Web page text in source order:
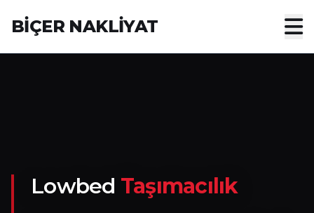
BİÇER NAKLİYAT
Nakliye Yük İlanları
Lowbed Taşımacılık